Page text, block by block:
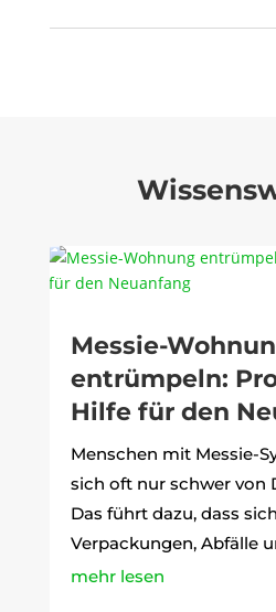
Messie-
entrümpeln:
Hilfe für den
Menschen mit Messie-
sich oft nur schwer von
Das führt dazu, dass
Verpackungen, Abfälle
mehr lesen